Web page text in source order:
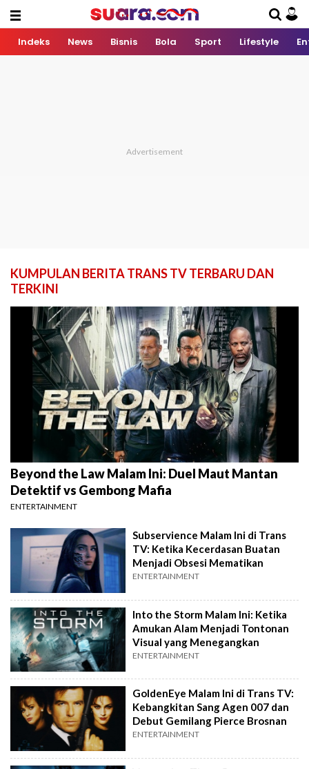
Indeks News Bisnis Bola Sport Lifestyle
KUMPULAN BERITA TRANS TV TERBARU DAN
TERKINI
Beyond the Law Malam Ini: Duel Maut Mantan
Detektif vs Gembong Mafia
ENTERTAINMENT
Subservience Malam Ini di Trans
TV: Ketika Kecerdasan Buatan
Menjadi Obsesi Mematikan
ENTERTAINMENT
Into the Storm Malam Ini: Ketika
Amukan Alam Menjadi Tontonan
Visual yang Menegangkan
ENTERTAINMENT
GoldenEye Malam Ini di Trans TV:
Kebangkitan Sang Agen 007 dan
Debut Gemilang Pierce Brosnan
ENTERTAINMENT